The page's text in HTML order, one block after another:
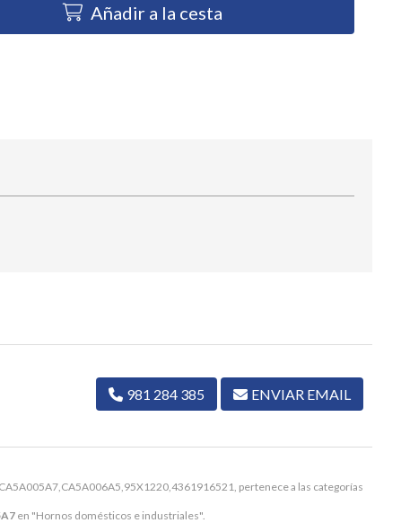
Añadir a la cesta
pertenece a las categorías
en "Hornos domésticos e industriales".
981 284 385 ENVIAR EMAIL